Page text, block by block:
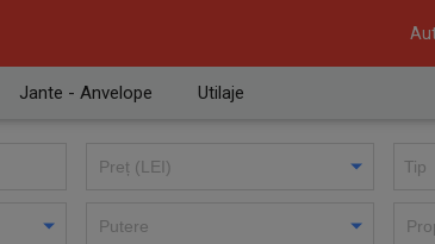
Jante - Anvelope Utilaje